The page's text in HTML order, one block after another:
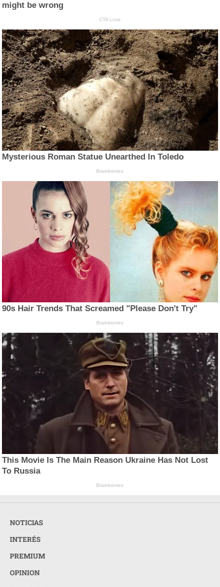
might be wrong
CTA Love
Mysterious Roman Statue Unearthed In Toledo
Brainberries
90s Hair Trends That Screamed "Please Don't Try"
Brainberries
This Movie Is The Main Reason Ukraine Has Not Lost
To Russia
Brainberries
NOTICIAS
INTERÉS
PREMIUM
OPINION